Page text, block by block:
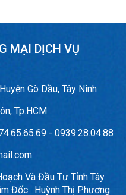
MẠI DỊCH VỤ
Gò Dầu, Tây Ninh
Tp.HCM
- 0939.28.04.88
Và Đầu Tư Tỉnh Tây
Đốc : Huỳnh Thị Phương